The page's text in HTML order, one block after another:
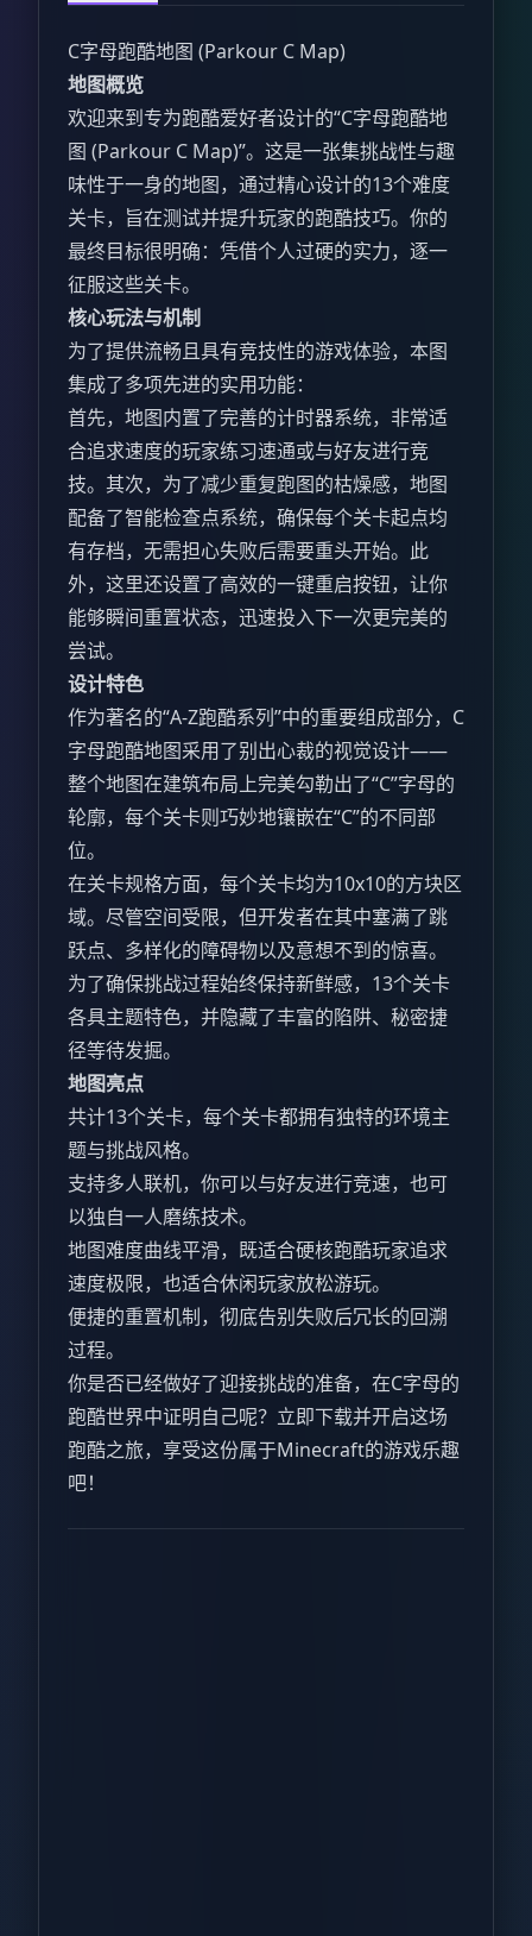
C字母跑酷地图 (Parkour C Map)
地图概览
欢迎来到专为跑酷爱好者设计的“C字母跑酷地
图 (Parkour C Map)”。这是一张集挑战性与趣
味性于一身的地图，通过精心设计的13个难度
关卡，旨在测试并提升玩家的跑酷技巧。你的
最终目标很明确：凭借个人过硬的实力，逐一
征服这些关卡。
核心玩法与机制
为了提供流畅且具有竞技性的游戏体验，本图
集成了多项先进的实用功能：
首先，地图内置了完善的计时器系统，非常适
合追求速度的玩家练习速通或与好友进行竞
技。其次，为了减少重复跑图的枯燥感，地图
配备了智能检查点系统，确保每个关卡起点均
有存档，无需担心失败后需要重头开始。此
外，这里还设置了高效的一键重启按钮，让你
能够瞬间重置状态，迅速投入下一次更完美的
尝试。
设计特色
作为著名的“A-Z跑酷系列”中的重要组成部分，C
字母跑酷地图采用了别出心裁的视觉设计——
整个地图在建筑布局上完美勾勒出了“C”字母的
轮廓，每个关卡则巧妙地镶嵌在“C”的不同部
位。
在关卡规格方面，每个关卡均为10x10的方块区
域。尽管空间受限，但开发者在其中塞满了跳
跃点、多样化的障碍物以及意想不到的惊喜。
为了确保挑战过程始终保持新鲜感，13个关卡
各具主题特色，并隐藏了丰富的陷阱、秘密捷
径等待发掘。
地图亮点
共计13个关卡，每个关卡都拥有独特的环境主
题与挑战风格。
支持多人联机，你可以与好友进行竞速，也可
以独自一人磨练技术。
地图难度曲线平滑，既适合硬核跑酷玩家追求
速度极限，也适合休闲玩家放松游玩。
便捷的重置机制，彻底告别失败后冗长的回溯
过程。
你是否已经做好了迎接挑战的准备，在C字母的
跑酷世界中证明自己呢？立即下载并开启这场
跑酷之旅，享受这份属于Minecraft的游戏乐趣
吧！